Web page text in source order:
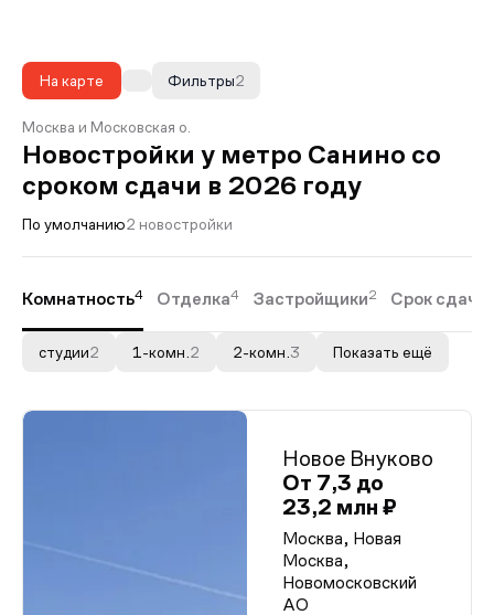
На карте 2
Фильтры
Москва и Московская о.
Новостройки у метро Санино со
сроком сдачи в 2026 году
По умолчанию2 новостройки
Комнатность4 Отделка4 Застройщики2 Срок сдачи
студии2 1-комн. 2 2-комн. 3 Показать ещё
Новое Внуково
От 7,3 до
23,2 млн ₽
Москва, Новая
Москва,
Новомосковский
АО